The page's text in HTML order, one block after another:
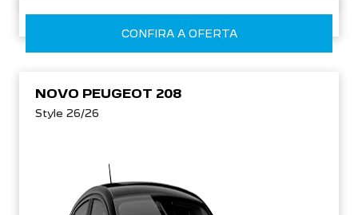
CONFIRA A OFERTA
NOVO PEUGEOT 208
Style 26/26